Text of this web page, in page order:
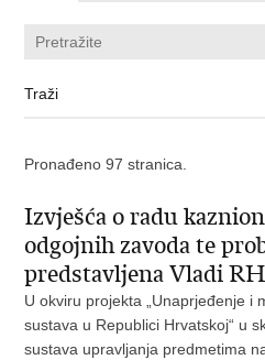
Pronađeno 97 stranica.
Izvješća o radu
odgojnih zavoda te
predstavljena Vladi RH
U okviru projekta „Unaprjeđenje i
sustava u Republici Hrvatskoj“ u
sustava upravljanja predmetima